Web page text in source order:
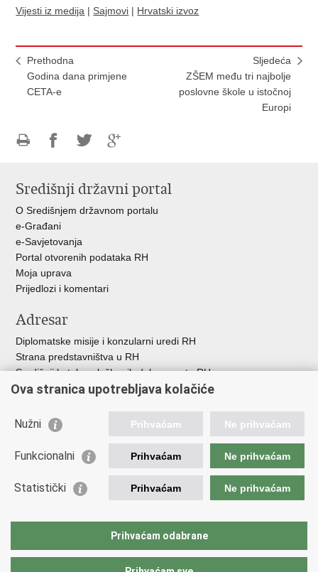
Vijesti iz medija | Sajmovi | Hrvatski izvoz
Prethodna
Godina dana primjene
CETA-e
Sljedeća
ZŠEM među tri najbolje
poslovne škole u istočnoj
Europi
FacebookuTwitteruGoogle
Središnji državni portal
O Središnjem državnom portalu
e-Građani
e-Savjetovanja
Portal otvorenih podataka RH
Moja uprava
Prijedlozi i komentari
Adresar
Diplomatske misije i konzularni uredi RH
Strana predstavništva u RH
Središnji katalog službenih dokumenata RH
Adresar tijela javne vlasti
Besplatni telefoni javne uprave
Korisne poveznice
Hrvatska gospodarska komora
Hrvatska obrtnička komora
Europska komisija
Ova stranica upotrebljava kolačiće
Nužni Prihvaćam Ne prihvaćam
Funkcionalni Prihvaćam Ne prihvaćam
Statistički Prihvaćam Ne prihvaćam
Prihvaćam odabrane